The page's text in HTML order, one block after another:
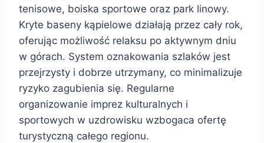
tenisowe, boiska sportowe oraz park linowy.
Kryte baseny kąpielowe działają przez cały rok,
oferując możliwość relaksu po aktywnym dniu
w górach. System oznakowania szlaków jest
przejrzysty i dobrze utrzymany, co minimalizuje
ryzyko zagubienia się. Regularne
organizowanie imprez kulturalnych i
sportowych w uzdrowisku wzbogaca ofertę
turystyczną całego regionu.